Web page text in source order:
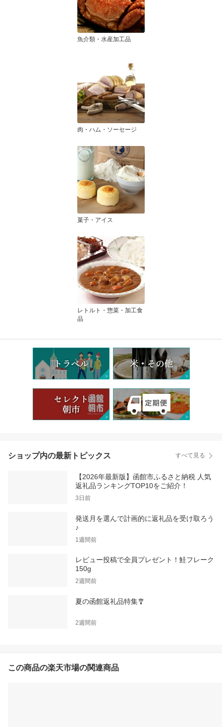
魚介類・水産加工品
肉・ハム・ソーセージ
菓子・アイス
レトルト・惣菜・加工食
品
ショップ内の最新トピックス すべて見る
【2026年最新版】函館市ふるさと納税 人気
返礼品ランキングTOP10をご紹介！
3日前
発送月を選んで計画的に返礼品を受け取ろう
♪
1週間前
レビュー投稿で全員プレゼント！鮭フレーク
150g
2週間前
夏の函館返礼品特集🎐
2週間前
この商品の楽天市場の関連商品